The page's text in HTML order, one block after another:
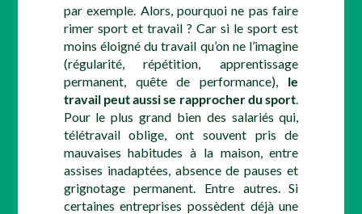
par exemple. Alors, pourquoi ne pas faire
rimer sport et travail ? Car si le sport est
moins éloigné du travail qu’on ne l’imagine
(régularité, répétition, apprentissage
permanent, quête de performance), le
travail peut aussi se rapprocher du sport.
Pour le plus grand bien des salariés qui,
télétravail oblige, ont souvent pris de
mauvaises habitudes à la maison, entre
assises inadaptées, absence de pauses et
grignotage permanent. Entre autres. Si
certaines entreprises possèdent déjà une